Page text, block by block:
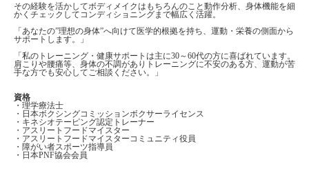
その経験を活かしてボディメイクはもちろんのこと動作分析、身体機能を細
かくチェックしてコンディショニングまで幅広く活躍。
「あなたの”理想の身体”へ向けて医学的根拠を持ち、運動・栄養の側面から
サポートします。」
「私のトレーニング・健康サポートは主に30～60代の方に喜ばれています。
肩こりや腰痛等、身体の不調がありトレーニングに不安のある方、運動が苦
手な方でも安心してご相談ください。」
資格
・理学療法士
・日本ボクシングコミッションボクサーライセンス
・キネシオテーピング認定トレーナー
・アスリートフードマイスター
・アスリートフードマイスターコミュニティ役員
・障がい者スポーツ指導員
・日本PNF協会会員